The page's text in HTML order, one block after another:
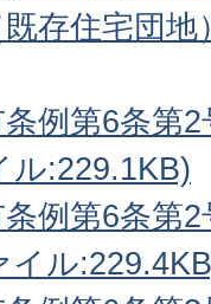
存住宅団
例第6条第
ル:229.1KB)
例第6条第
イル